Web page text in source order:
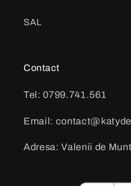
SAL
Contact
Tel: 0799.741.561
Email:
Adresa: Valenii de